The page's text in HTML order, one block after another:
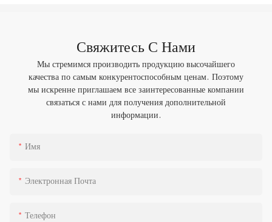
Свяжитесь С Нами
Мы стремимся производить продукцию высочайшего
качества по самым конкурентоспособным ценам. Поэтому
мы искренне приглашаем все заинтересованные компании
связаться с нами для получения дополнительной
информации.
Имя
Электронная Почта
Телефон